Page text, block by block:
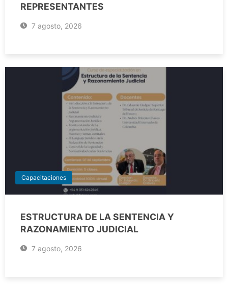
REPRESENTANTES
7 agosto, 2026
Capacitaciones
ESTRUCTURA DE LA SENTENCIA Y
RAZONAMIENTO JUDICIAL
7 agosto, 2026